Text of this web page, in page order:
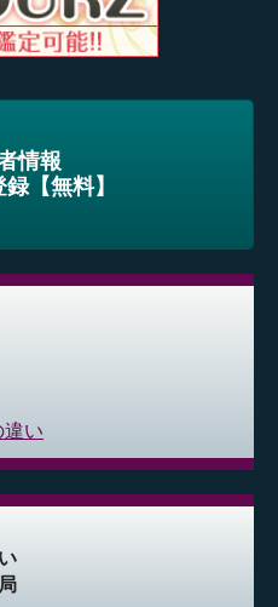
情報
【無料】
い